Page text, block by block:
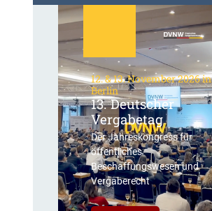
12. & 13. November 2026 in
Berlin
13. Deutscher
Vergabetag
Der Jahreskongress für
öffentliches
Beschaffungswesen und
Vergaberecht